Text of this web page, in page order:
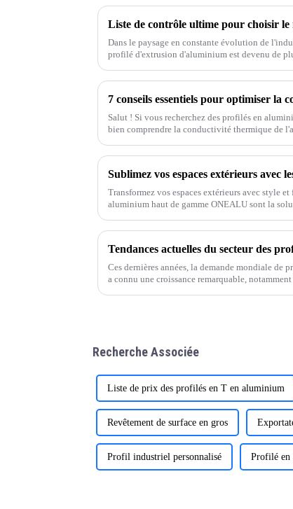
Dans le paysage en constante évolution de
profilé d'extrusion d'aluminium est devenu de
Salut ! Si vous recherchez des profilés en
bien comprendre la conductivité thermique de
Transformez vos espaces extérieurs avec style
aluminium haut de gamme ONEALU sont la
Ces dernières années, la demande mondiale de
a connu une croissance remarquable,
Recherche Associée
Liste de prix des profilés en T en aluminium
Revêtement de surface en gros
Profil industriel personnalisé Profilé en